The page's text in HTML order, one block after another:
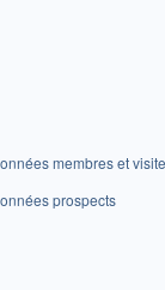
membres et
prospects